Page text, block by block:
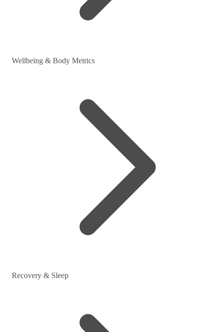
Wellbeing & Body Metrics
Recovery & Sleep